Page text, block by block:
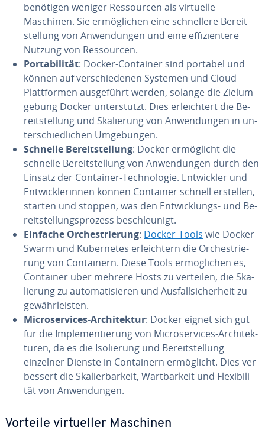
benötigen weniger Res­sour­cen als virtuelle
Maschinen. Sie er­mög­li­chen eine schnel­le­re Be­reit­
stel­lung von An­wen­dun­gen und eine ef­fi­zi­en­te­re
Nutzung von Res­sour­cen.
Por­ta­bi­li­tät: Docker-Container sind portabel und
können auf ver­schie­de­nen Systemen und Cloud-
Platt­for­men aus­ge­führt werden, solange die Ziel­um­
ge­bung Docker un­ter­stützt. Dies er­leich­tert die Be­
reit­stel­lung und Ska­lie­rung von An­wen­dun­gen in un­
ter­schied­li­chen Um­ge­bun­gen.
Schnelle Be­reit­stel­lung: Docker er­mög­licht die
schnelle Be­reit­stel­lung von An­wen­dun­gen durch den
Einsatz der Container-Tech­no­lo­gie. Ent­wick­ler und
Ent­wick­le­rin­nen können Container schnell erstellen,
starten und stoppen, was den Ent­wick­lungs- und Be­
reit­stel­lungs­pro­zess be­schleu­nigt.
Einfache Or­ches­trie­rung: Docker-Tools wie Docker
Swarm und Ku­ber­netes er­leich­tern die Or­ches­trie­
rung von Con­tai­nern. Diese Tools er­mög­li­chen es,
Container über mehrere Hosts zu verteilen, die Ska­
lie­rung zu au­to­ma­ti­sie­ren und Aus­fall­si­cher­heit zu
ge­währ­leis­ten.
Mi­cro­ser­vices-Ar­chi­tek­tur: Docker eignet sich gut
für die Im­ple­men­tie­rung von Mi­cro­ser­vices-Ar­chi­tek­
tu­ren, da es die Iso­lie­rung und Be­reit­stel­lung
einzelner Dienste in Con­tai­nern er­mög­licht. Dies ver­
bes­sert die Ska­lier­bar­keit, Wart­bar­keit und Fle­xi­bi­li­
tät von An­wen­dun­gen.
Vorteile vir­tu­el­ler Maschinen